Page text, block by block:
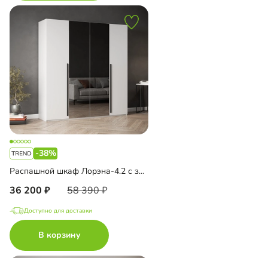
-38%
Распашной шкаф Лорэна-4.2 с зеркалом
36 200 58 390
Доступно для доставки
В корзину